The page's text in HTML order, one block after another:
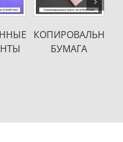
БЛАНКИ